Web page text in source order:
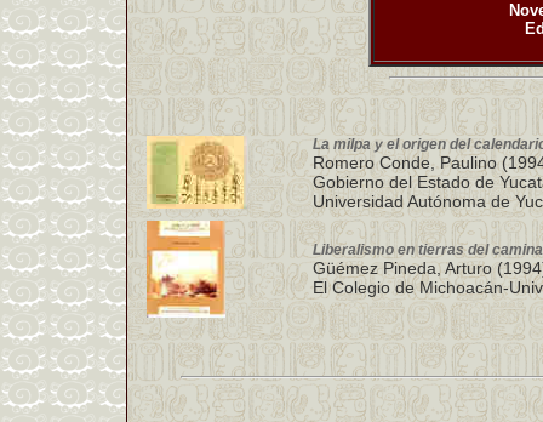
La milpa y el origen del
Romero Conde, Paulino
Gobierno del Estado de
Universidad Autónoma de
Liberalismo en tierras del
Güémez Pineda, Arturo
El Colegio de Michoacán-